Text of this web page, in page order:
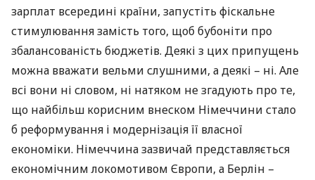
зарплат всередині країни, запустіть фіскальне
стимулювання замість того, щоб бубоніти про
збалансованість бюджетів. Деякі з цих припущень
можна вважати вельми слушними, а деякі – ні. Але
всі вони ні словом, ні натяком не згадують про те,
що найбільш корисним внеском Німеччини стало
б реформування і модернізація її власної
економіки. Німеччина зазвичай представляється
економічним локомотивом Європи, а Берлін –